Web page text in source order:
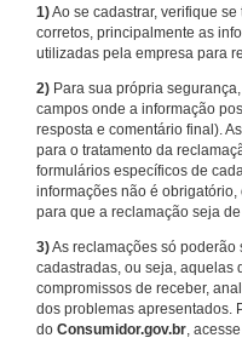
1)Ao se cadastrar, verifique
corretos, principalmente as
utilizadas pela empresa para
2) Para sua própria
campos onde a informação
resposta e comentário final).
para o tratamento da
formulários específicos de
informações não é
para que a reclamação seja
3)As reclamações só poderão
cadastradas, ou seja, aquelas
compromissos de receber,
dos problemas apresentados.
do Consumidor.gov.br,